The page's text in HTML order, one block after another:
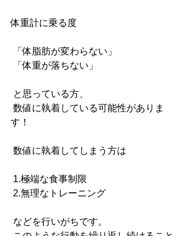
体重計に乗る度
「体脂肪が変わらない」
「体重が落ちない」
と思っている方、
す！
数値に執着してしまう方は
1.極端な食事制限
2.無理なトレーニング
などを行いがちです。